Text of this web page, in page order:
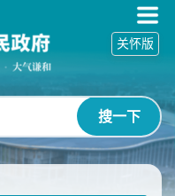
搜一下
关怀版